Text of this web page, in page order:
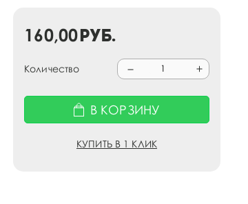
160,00руб.
Количество
В КОРЗИНУ
КУПИТЬ В 1 КЛИК